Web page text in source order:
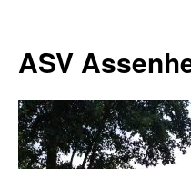
ASV